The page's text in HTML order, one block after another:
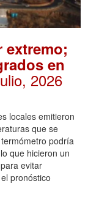
extremo;
en
2026
locales emitieron
que se
podría
que hicieron un
evitar
pronóstico